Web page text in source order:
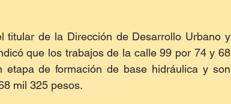
titular de la Dirección de Desarrollo Urbano y
que los trabajos de la calle 99 por 74 y 68
de formación de base hidráulica y son
mil 325 pesos.